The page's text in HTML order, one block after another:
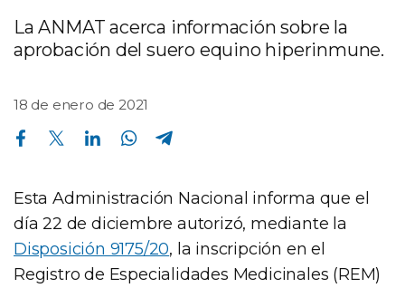
La ANMAT acerca información sobre la
aprobación del suero equino hiperinmune.
18 de enero de 2021
Compartir en Facebook Compartir en Twitter Compartir en Linkedin Compartir en Whatsapp
Esta Administración Nacional informa que el
día 22 de diciembre autorizó, mediante la
Disposición 9175/20, la inscripción en el
Registro de Especialidades Medicinales (REM)